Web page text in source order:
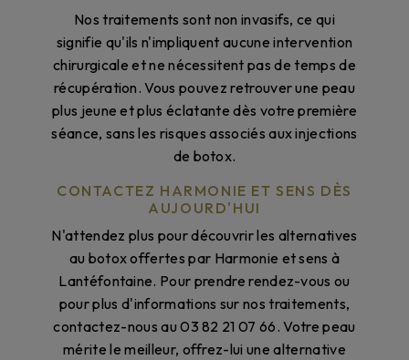
Nos traitements sont non invasifs, ce qui
signifie qu'ils n'impliquent aucune intervention
chirurgicale et ne nécessitent pas de temps de
récupération. Vous pouvez retrouver une peau
plus jeune et plus éclatante dès votre première
séance, sans les risques associés aux injections
de botox.
CONTACTEZ HARMONIE ET SENS DÈS
AUJOURD'HUI
N'attendez plus pour découvrir les alternatives
au botox offertes par Harmonie et sens à
Lantéfontaine. Pour prendre rendez-vous ou
pour plus d'informations sur nos traitements,
contactez-nous au 03 82 21 07 66. Votre peau
mérite le meilleur, offrez-lui une alternative